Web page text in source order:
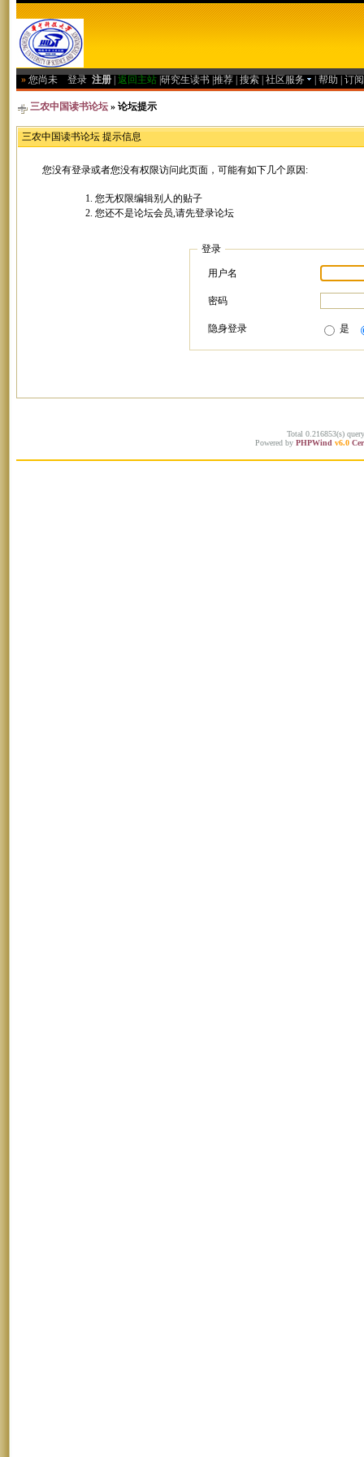
» 您尚未 登录 注册 返回主站 研究生读书 推荐 搜索 社区服务 帮助 订
三农中国读书论坛 » 论坛提示
三农中国读书论坛 提示信息
您没有登录或者您没有权限访问此页面，可能有如下几个原因:
您无权限编辑别人的贴子
您还不是论坛会员,请先登录论坛
登录
用户名
密码
隐身登录 是
Total 0.216853(s)
Powered by PHPWind v6.0